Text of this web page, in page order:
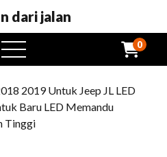
dari jalan
Buka
menu
0
2019 Untuk Jeep JL LED
Baru LED Memandu
Tinggi